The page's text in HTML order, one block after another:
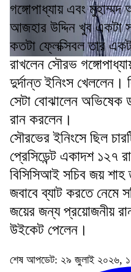
গঙ্গোপাধ্যায় এবং
আজহার উদ্দিন খুব একটা
কতটা ফ্লেক্সিবল তার
রাখলেন সৌরভ
দুর্দান্ত ইনিংস
সেটা বোঝালেন অভিষেক
রান করলেন।
সৌরভের ইনিংসে ছিল
প্রেসিডেন্ট একাদশ ১২৭
বিসিসিআই সচিব জয় শাহ
জবাবে ব্যাট করতে নেমে
জয়ের জন্য প্রয়োজনীয়
উইকেট পেলেন।
শেষ আপডেট: ২৯ জুলাই ২০২৬,